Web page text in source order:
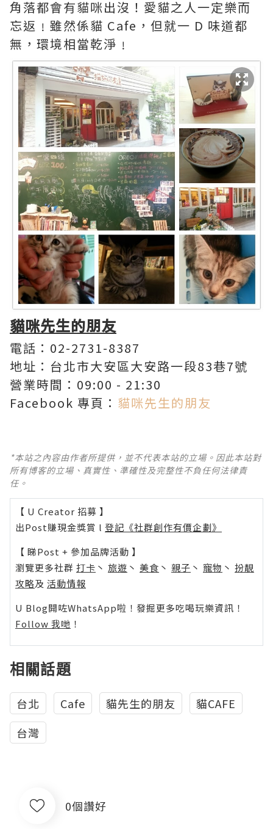
角落都會有貓咪出沒！愛貓之人一定樂而
忘返﹗雖然係貓 Cafe，但就一 D 味道都
無，環境相當乾淨﹗
貓咪先生的朋友
電話：02-2731-8387
地址：台北市大安區大安路一段83巷7號
營業時間：09:00 - 21:30
Facebook 專頁： 貓咪先生的朋友
*本站之內容由作者所提供，並不代表本站的立場。因此本站對
所有博客的立場、真實性、準確性及完整性不負任何法律責
任。
【 U Creator 招募 】
出Post賺現金獎賞 l 登記《社群創作有價企劃》
【 睇Post + 參加品牌活動 】
瀏覽更多社群 打卡 丶 旅遊 丶 美食 丶 親子 丶 寵物 丶 扮靚
攻略及 活動情報
U Blog開咗WhatsApp啦！發掘更多吃喝玩樂資訊！
Follow 我哋 ！
相關話題
台北 Cafe 貓先生的朋友
貓CAFE
台灣
0個讚好